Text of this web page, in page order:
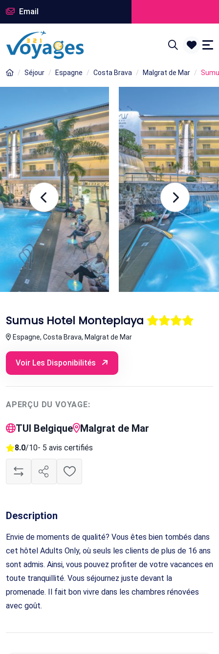
Email
Séjour Espagne Costa Brava Malgrat de Mar
Sumus Hotel Monteplaya
Espagne, Costa Brava, Malgrat de Mar
Voir Les Disponibilités
APERÇU DU VOYAGE:
TUI Belgique Malgrat de Mar
8.0/10- 5 avis certifiés
Description
Envie de moments de qualité? Vous êtes bien tombés dans
cet hôtel Adults Only, où seuls les clients de plus de 16 ans
sont admis. Ainsi, vous pouvez profiter de votre vacances en
toute tranquillité. Vous séjournez juste devant la
promenade. Il fait bon vivre dans les chambres rénovées
avec goût.